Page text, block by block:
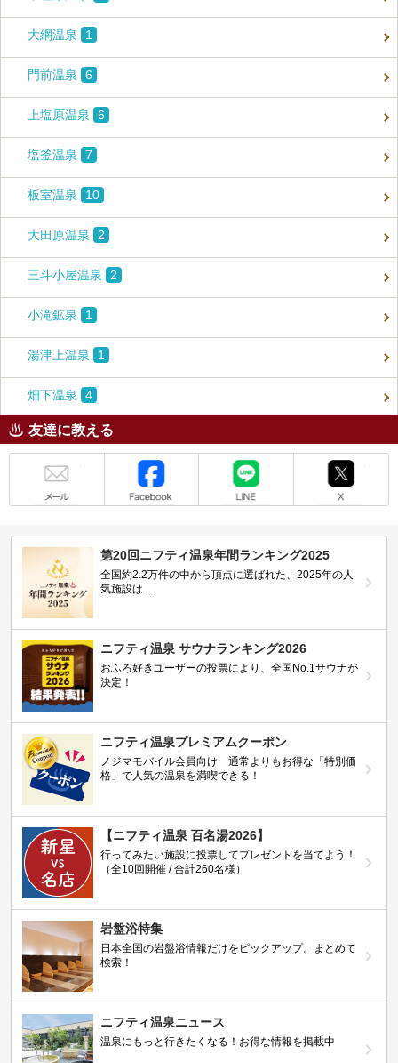
大網温泉 1
門前温泉 6
上塩原温泉 6
塩釜温泉 7
板室温泉 10
大田原温泉 2
三斗小屋温泉 2
小滝鉱泉 1
湯津上温泉 1
畑下温泉 4
友達に教える
第20回ニフティ温泉年間ランキング2025
全国約2.2万件の中から頂点に選ばれた、2025年の人
気施設は…
ニフティ温泉 サウナランキング2026
おふろ好きユーザーの投票により、全国No.1サウナが
決定！
ニフティ温泉プレミアムクーポン
ノジマモバイル会員向け 通常よりもお得な「特別価
格」で人気の温泉を満喫できる！
【ニフティ温泉 百名湯2026】
行ってみたい施設に投票してプレゼントを当てよう！
（全10回開催 / 合計260名様）
岩盤浴特集
日本全国の岩盤浴情報だけをピックアップ。まとめて
検索！
ニフティ温泉ニュース
温泉にもっと行きたくなる！お得な情報を掲載中